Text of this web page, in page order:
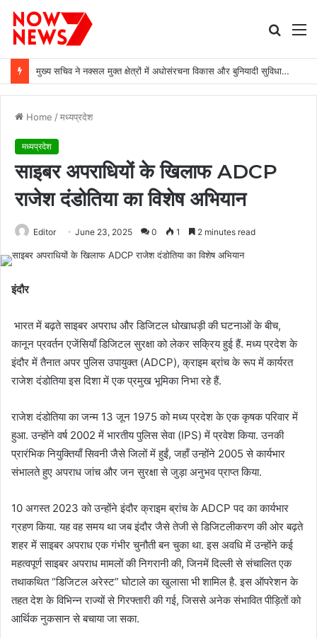
Search
मुख्य सचिव ने नक्सल मुक्त क्षेत्रों में अधोसंरचना विकास और बुनियादी सुविधाओं को प्राथमिकता देने के दिए निर्देश
Home /मध्यप्रदेश
मध्यप्रदेश
साइबर अपराधियों के खिलाफ ADCP
राजेश दंडोतिया का विशेष अभियान
Editor June 23, 2025 0 1 2 minutes read
इंदौर
भारत में बढ़ते साइबर अपराध और डिजिटल धोखाधड़ी की घटनाओं के बीच,
कानून प्रवर्तन एजेंसियाँ डिजिटल सुरक्षा को लेकर सक्रिय हुई हैं. मध्य प्रदेश के
इंदौर में तैनात अपर पुलिस उपायुक्त (ADCP), क्राइम ब्रांच के रूप में कार्यरत
राजेश दंडोतिया इस दिशा में एक प्रमुख भूमिका निभा रहे हैं.
राजेश दंडोतिया का जन्म 13 जून 1975 को मध्य प्रदेश के एक कृषक परिवार में
हुआ. उन्होंने वर्ष 2002 में भारतीय पुलिस सेवा (IPS) में प्रवेश किया. उनकी
प्रारंभिक नियुक्तियाँ सिवनी जैसे जिलों में हुईं, जहाँ उन्होंने 2005 से कार्यभार
संभालते हुए अपराध जांच और जन सुरक्षा से जुड़ा अनुभव प्राप्त किया.
10 अगस्त 2023 को उन्होंने इंदौर क्राइम ब्रांच के ADCP पद का कार्यभार
ग्रहण किया. यह वह समय था जब इंदौर जैसे तेजी से डिजिटलीकरण की ओर बढ़ते
शहर में साइबर अपराध एक गंभीर चुनौती बन चुका था. इस अवधि में उन्होंने कई
महत्वपूर्ण साइबर अपराध मामलों की निगरानी की, जिनमें दिल्ली से संचालित एक
तथाकथित “डिजिटल अरेस्ट” घोटाले का खुलासा भी शामिल है. इस ऑपरेशन के
तहत देश के विभिन्न राज्यों से गिरफ्तारी की गई, जिससे अनेक संभावित पीड़ितों को
आर्थिक नुकसान से बचाया जा सका.